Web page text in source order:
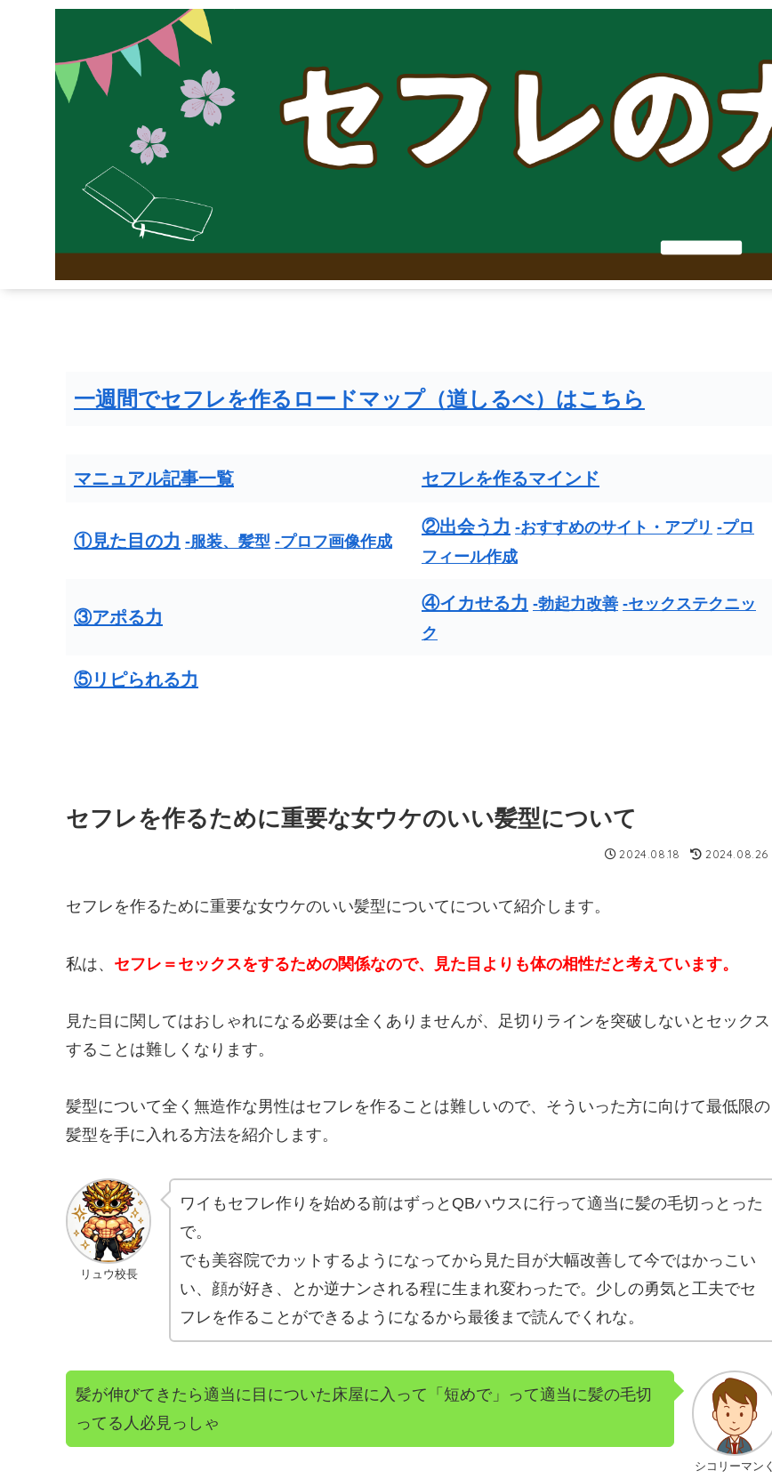
一週間でセフレを作るロードマップ（道しるべ）はこちら
マニュアル記事一覧 セフレを作るマインド
①見た目の力 -服装、髪型 -プロフ画像作成
②出会う力 -おすすめのサイト・アプリ -プロ
フィール作成
③アポる力
④イカせる力 -勃起力改善 -セックステクニッ
ク
⑤リピられる力
セフレを作るために重要な女ウケのいい髪型について
2024.08.18 2024.08.26
セフレを作るために重要な女ウケのいい髪型についてについて紹介します。
私は、 セフレ＝セックスをするための関係なので、見た目よりも体の相性だと考えています。
見た目に関してはおしゃれになる必要は全くありませんが、足切りラインを突破しないとセックス
することは難しくなります。
髪型について全く無造作な男性はセフレを作ることは難しいので、そういった方に向けて最低限の
髪型を手に入れる方法を紹介します。
リュウ校長
ワイもセフレ作りを始める前はずっとQBハウスに行って適当に髪の毛切っとった
で。
でも美容院でカットするようになってから見た目が大幅改善して今ではかっこい
い、顔が好き、とか逆ナンされる程に生まれ変わったで。少しの勇気と工夫でセ
フレを作ることができるようになるから最後まで読んでくれな。
シコリーマンく
髪が伸びてきたら適当に目についた床屋に入って「短めで」って適当に髪の毛切
ってる人必見っしゃ